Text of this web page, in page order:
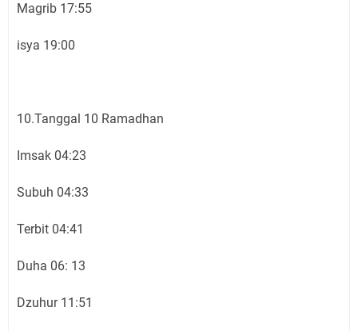
Magrib 17:55
isya 19:00
10.Tanggal 10 Ramadhan
Imsak 04:23
Subuh 04:33
Terbit 04:41
Duha 06: 13
Dzuhur 11:51